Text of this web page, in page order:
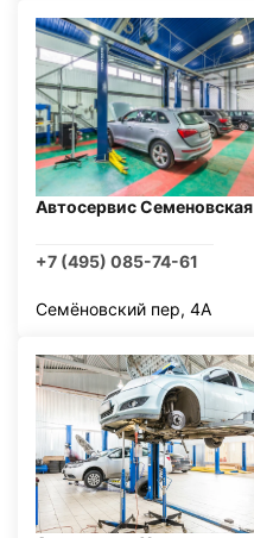
Автосервис Семеновская
+7 (495) 085-74-61
Семёновский пер, 4А